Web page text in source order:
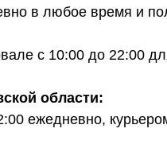
в любое время и
с 10:00 до 22:00
области:
ежедневно,